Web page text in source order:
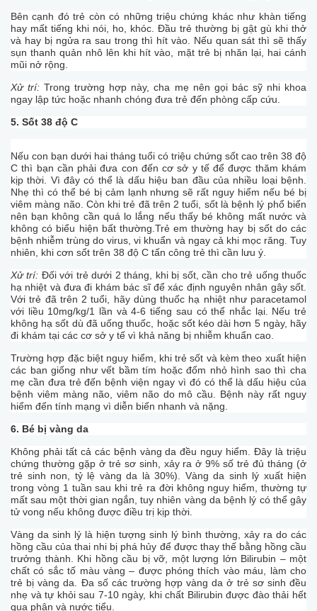
Bên cạnh đó trẻ còn có những triệu chứng khác như khàn tiếng
hay mất tiếng khi nói, ho, khóc. Đầu trẻ thường bị gật gù khi thở
và hay bị ngửa ra sau trong thì hít vào. Nếu quan sát thì sẽ thấy
sụn thanh quản nhô lên khi hít vào, mặt trẻ bị nhăn lại, hai cánh
mũi nở rộng.
Xử trí:Trong trường hợp này, cha mẹ nên gọi bác sỹ nhi khoa
ngay lập tức hoặc nhanh chóng đưa trẻ đến phòng cấp cứu.
5. Sốt 38 độ C
Nếu con bạn dưới hai tháng tuổi có triệu chứng sốt cao trên 38 độ
C thì bạn cần phải đưa con đến cơ sở y tế để được thăm khám
kịp thời. Vì đây có thể là dấu hiệu ban đầu của nhiều loại bệnh.
Nhẹ thì có thể bé bị cảm lạnh nhưng sẽ rất nguy hiểm nếu bé bị
viêm màng não. Còn khi trẻ đã trên 2 tuổi, sốt là bệnh lý phổ biến
nên bạn không cần quá lo lắng nếu thấy bé không mất nước và
không có biểu hiện bất thường.Trẻ em thường hay bị sốt do các
bệnh nhiễm trùng do virus, vi khuẩn và ngay cả khi mọc răng. Tuy
nhiên, khi cơn sốt trên 38 độ C tấn công trẻ thì cần lưu ý.
Xử trí: Đối với trẻ dưới 2 tháng, khi bị sốt, cần cho trẻ uống thuốc
hạ nhiệt và đưa đi khám bác sĩ để xác định nguyên nhân gây sốt.
Với trẻ đã trên 2 tuổi, hãy dùng thuốc hạ nhiệt như paracetamol
với liều 10mg/kg/1 lần và 4-6 tiếng sau có thể nhắc lại. Nếu trẻ
không hạ sốt dù đã uống thuốc, hoặc sốt kéo dài hơn 5 ngày, hãy
đi khám tại các cơ sở y tế vì khả năng bị nhiễm khuẩn cao.
Trường hợp đặc biệt nguy hiểm, khi trẻ sốt và kèm theo xuất hiện
các ban giống như vết bầm tím hoặc đốm nhỏ hình sao thì cha
mẹ cần đưa trẻ đến bệnh viện ngay vì đó có thể là dấu hiệu của
bệnh viêm màng não, viêm não do mô cầu. Bệnh này rất nguy
hiểm đến tính mạng vì diễn biến nhanh và nặng.
6. Bé bị vàng da
Không phải tất cả các bệnh vàng da đều nguy hiểm. Đây là triệu
chứng thường gặp ở trẻ sơ sinh, xảy ra ở 9% số trẻ đủ tháng (ở
trẻ sinh non, tỷ lệ vàng da là 30%). Vàng da sinh lý xuất hiện
trong vòng 1 tuần sau khi trẻ ra đời không nguy hiểm, thường tự
mất sau một thời gian ngắn, tuy nhiên vàng da bệnh lý có thể gây
tử vong nếu không được điều trị kịp thời.
Vàng da sinh lý là hiện tượng sinh lý bình thường, xảy ra do các
hồng cầu của thai nhi bị phá hủy để được thay thế bằng hồng cầu
trưởng thành. Khi hồng cầu bị vỡ, một lượng lớn Bilirubin – một
chất có sắc tố màu vàng – được phóng thích vào máu, làm cho
trẻ bị vàng da. Đa số các trường hợp vàng da ở trẻ sơ sinh đều
nhẹ và tự khỏi sau 7-10 ngày, khi chất Bilirubin được đào thải hết
qua phân và nước tiểu.